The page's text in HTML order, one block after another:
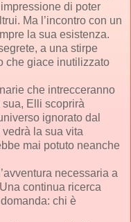
di poter
Ma l’incontro con un
la sua esistenza.
a una stirpe
che giace inutilizzato
che intrecceranno
Elli scoprirà
ignorato dal
la sua vita
mai potuto neanche
necessaria a
continua ricerca
chi è